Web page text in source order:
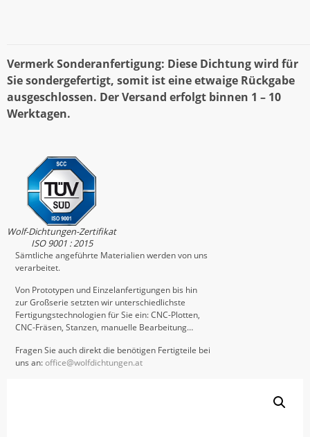
Vermerk Sonderanfertigung: Diese Dichtung wird für
Sie sondergefertigt, somit ist eine etwaige Rückgabe
ausgeschlossen. Der Versand erfolgt binnen 1 – 10
Werktagen.
Wolf-Dichtungen-Zertifikat
ISO 9001 : 2015
Sämtliche angeführte Materialien werden von uns
verarbeitet.
Von Prototypen und Einzelanfertigungen bis hin
zur Großserie setzten wir unterschiedlichste
Fertigungstechnologien für Sie ein: CNC-Plotten,
CNC-Fräsen, Stanzen, manuelle Bearbeitung…
Fragen Sie auch direkt die benötigen Fertigteile bei
uns an:office@wolfdichtungen.at